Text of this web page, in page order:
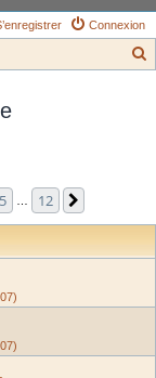
Connexion
e
5 12